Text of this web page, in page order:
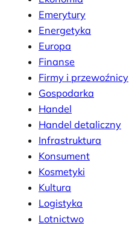
Emerytury
Energetyka
Europa
Finanse
Firmy i przewoźnicy
Gospodarka
Handel
Handel detaliczny
Infrastruktura
Konsument
Kosmetyki
Kultura
Logistyka
Lotnictwo